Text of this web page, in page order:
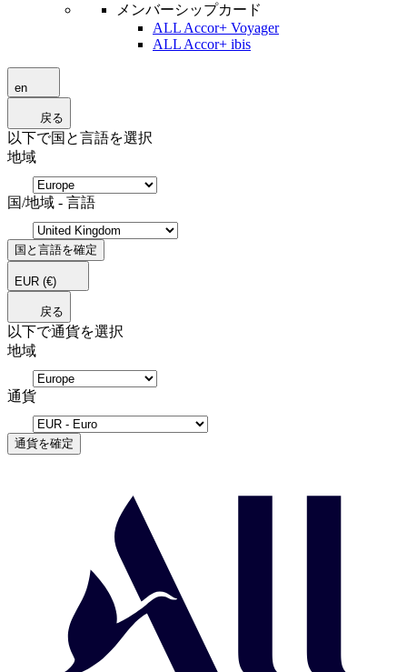
メンバーシップカード
ALL Accor+ Voyager
ALL Accor+ ibis
en
戻る
以下で国と言語を選択
地域
国/地域 - 言語
国と言語を確定
EUR (€)
戻る
以下で通貨を選択
地域
通貨
通貨を確定